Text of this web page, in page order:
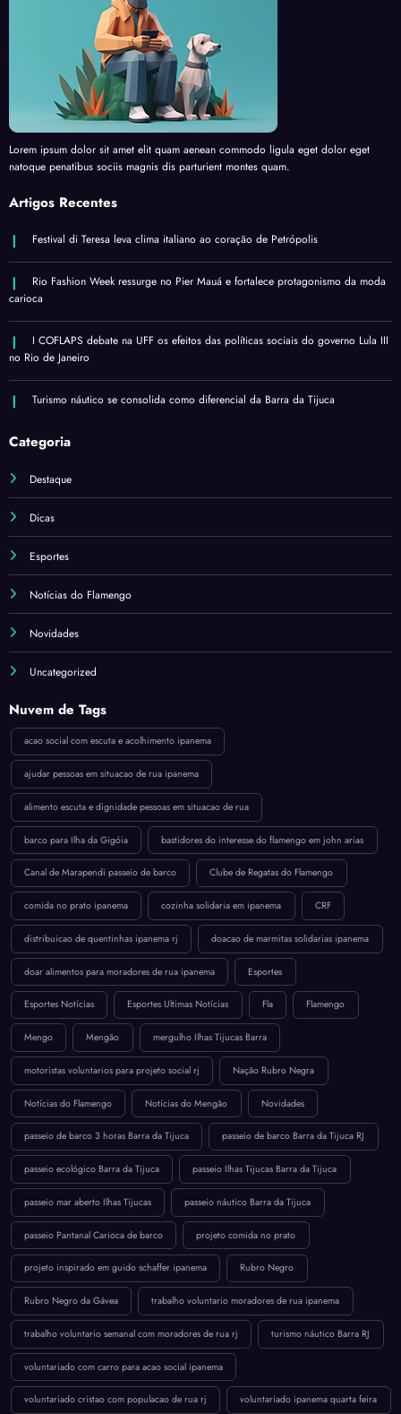
Lorem ipsum dolor sit amet elit quam aenean commodo ligula eget dolor eget
natoque penatibus sociis magnis dis parturient montes quam.
Artigos Recentes
Festival di Teresa leva clima italiano ao coração de Petrópolis
Rio Fashion Week ressurge no Pier Mauá e fortalece protagonismo da moda
carioca
I COFLAPS debate na UFF os efeitos das políticas sociais do governo Lula III
no Rio de Janeiro
Turismo náutico se consolida como diferencial da Barra da Tijuca
Categoria
Destaque
Dicas
Esportes
Notícias do Flamengo
Novidades
Uncategorized
Nuvem de Tags
acao social com escuta e acolhimento ipanema
ajudar pessoas em situacao de rua ipanema
alimento escuta e dignidade pessoas em situacao de rua
barco para Ilha da Gigóia bastidores do interesse do flamengo em john arias
Canal de Marapendi passeio de barco Clube de Regatas do Flamengo
comida no prato ipanema cozinha solidaria em ipanema CRF
distribuicao de quentinhas ipanema rj doacao de marmitas solidarias ipanema
doar alimentos para moradores de rua ipanema Esportes
Esportes Notícias Esportes Ultimas Notícias Fla Flamengo
Mengo Mengão mergulho Ilhas Tijucas Barra
motoristas voluntarios para projeto social rj Nação Rubro Negra
Notícias do Flamengo Notícias do Mengão Novidades
passeio de barco 3 horas Barra da Tijuca passeio de barco Barra da Tijuca RJ
passeio ecológico Barra da Tijuca passeio Ilhas Tijucas Barra da Tijuca
passeio mar aberto Ilhas Tijucas passeio náutico Barra da Tijuca
passeio Pantanal Carioca de barco projeto comida no prato
projeto inspirado em guido schaffer ipanema Rubro Negro
Rubro Negro da Gávea trabalho voluntario moradores de rua ipanema
trabalho voluntario semanal com moradores de rua rj turismo náutico Barra RJ
voluntariado com carro para acao social ipanema
voluntariado cristao com populacao de rua rj voluntariado ipanema quarta feira